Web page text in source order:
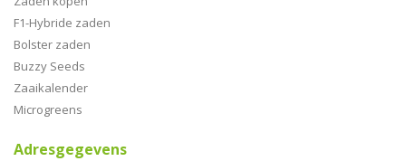
F1-Hybride zaden
Bolster zaden
Buzzy Seeds
Zaaikalender
Microgreens
Adresgegevens